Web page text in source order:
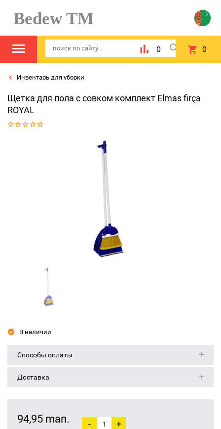
Bedew TM
0 0
Инвентарь для уборки
Щетка для пола с совком комплект Elmas firça
ROYAL
В наличии
Способы оплаты
Доставка
94,95 man. - +